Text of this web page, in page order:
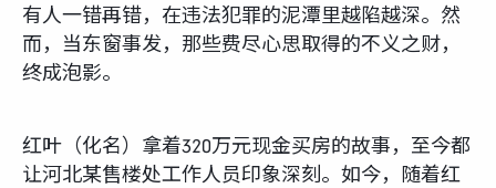
有人一错再错，在违法犯罪的泥潭里越陷越深。然
而，当东窗事发，那些费尽心思取得的不义之财，
终成泡影。
红叶（化名）拿着320万元现金买房的故事，至今都
让河北某售楼处工作人员印象深刻。如今，随着红